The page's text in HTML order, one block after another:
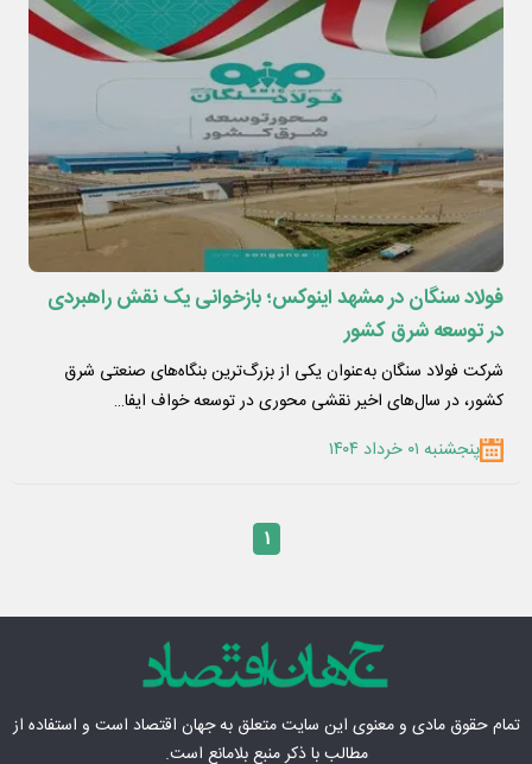
فولاد سنگان در مشهد اینوکس؛ بازخوانی یک نقش راهبردی
در توسعه شرق کشور
شرکت فولاد سنگان به‌عنوان یکی از بزرگ‌ترین بنگاه‌های صنعتی شرق
کشور، در سال‌های اخیر نقشی محوری در توسعه خواف ایفا…
پنجشنبه ۰۱ خرداد ۱۴۰۴
۱
تمام حقوق مادی‌ و معنوی این سایت متعلق بهجهان اقتصاد است و استفاده از
مطالب با ذکر منبع بلامانع است.